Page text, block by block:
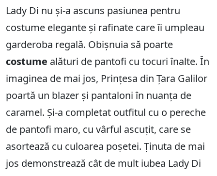
Lady Di nu și-a ascuns pasiunea pentru
costume elegante și rafinate care îi umpleau
garderoba regală. Obișnuia să poarte
costume alături de pantofi cu tocuri înalte. În
imaginea de mai jos, Prințesa din Țara Galilor
poartă un blazer și pantaloni în nuanța de
caramel. Și-a completat outfitul cu o pereche
de pantofi maro, cu vârful ascuțit, care se
asortează cu culoarea poșetei. Ținuta de mai
jos demonstrează cât de mult iubea Lady Di